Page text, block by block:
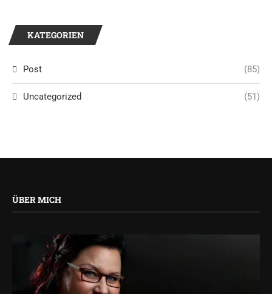
KATEGORIEN
Post (85)
Uncategorized (51)
ÜBER MICH